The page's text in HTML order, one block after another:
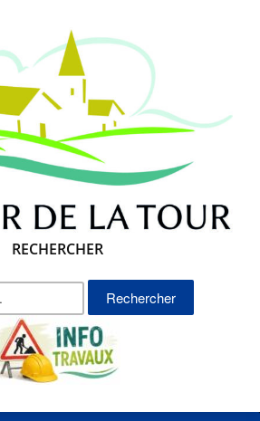
RECHERCHER
Rechercher :